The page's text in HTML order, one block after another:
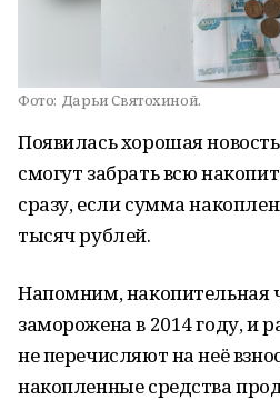
Фото: Дарьи Святохиной.
Появилась хорошая
смогут забрать всю
сразу, если сумма
тысяч рублей.
Напомним, накопительная
заморожена в 2014 году, и
не перечисляют на неё
накопленные средства